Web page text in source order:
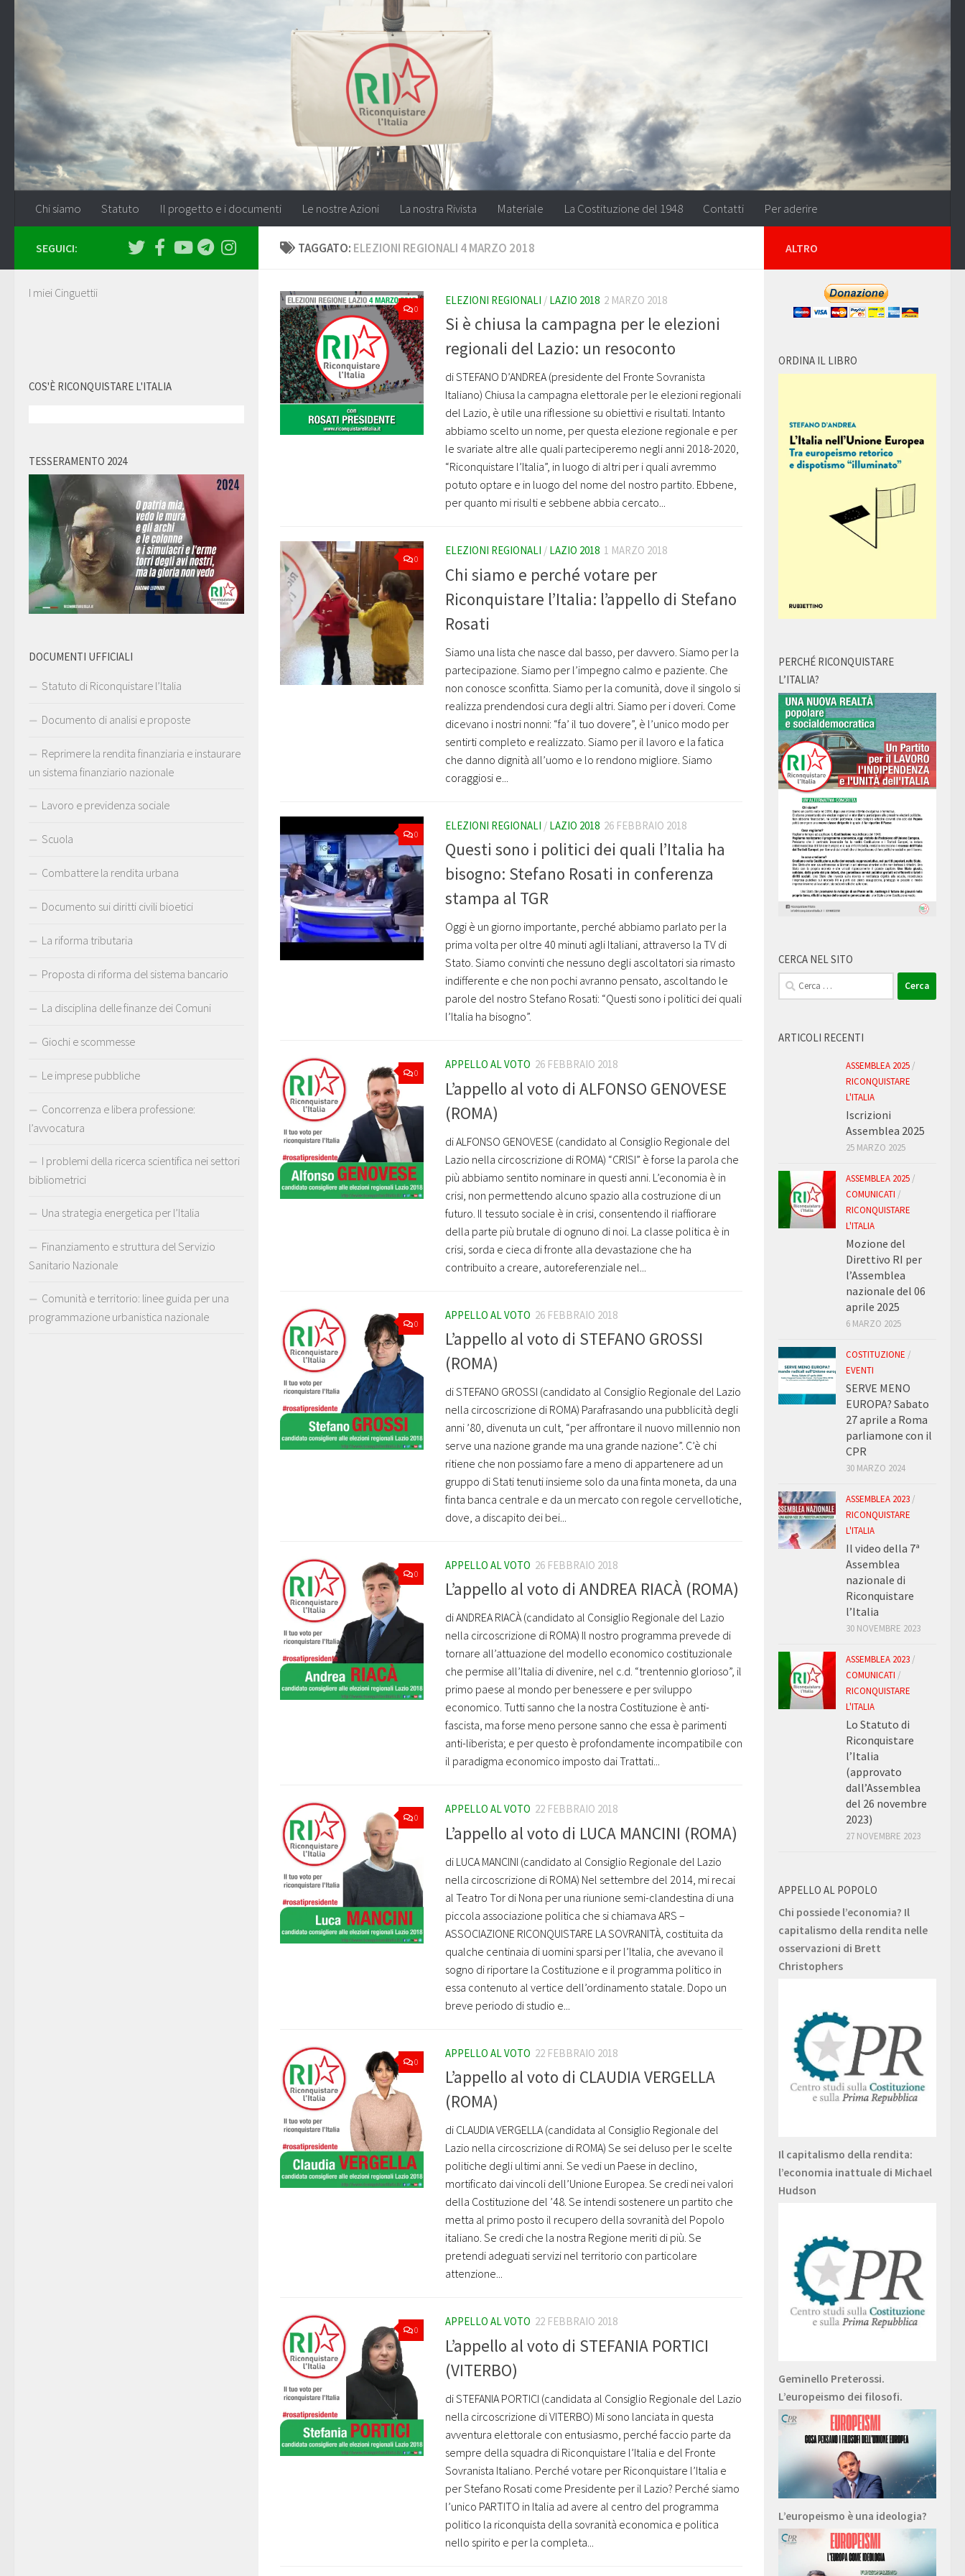
Salta al contenuto
Chi siamo Statuto Il progetto e i documenti Le nostre Azioni La nostra Rivista Materiale La Costituzione del 1948 Contatti Per aderire
TAGGATO: ELEZIONI REGIONALI 4 MARZO 2018
0
ELEZIONI REGIONALI / LAZIO 2018 2 MARZO 2018
Si è chiusa la campagna per le elezioni
regionali del Lazio: un resoconto
di STEFANO D’ANDREA (presidente del Fronte Sovranista
Italiano) Chiusa la campagna elettorale per le elezioni regionali
del Lazio, è utile una riflessione su obiettivi e risultati. Intanto
abbiamo scelto un nome, per questa elezione regionale e per
le svariate altre alle quali parteciperemo negli anni 2018-2020,
“Riconquistare l’Italia”, in luogo di altri per i quali avremmo
potuto optare e in luogo del nome del nostro partito. Ebbene,
per quanto mi risulti e sebbene abbia cercato...
0
ELEZIONI REGIONALI / LAZIO 2018 1 MARZO 2018
Chi siamo e perché votare per
Riconquistare l’Italia: l’appello di Stefano
Rosati
Siamo una lista che nasce dal basso, per davvero. Siamo per la
partecipazione. Siamo per l’impegno calmo e paziente. Che
non conosce sconfitta. Siamo per la comunità, dove il singolo si
realizza prendendosi cura degli altri. Siamo per i doveri. Come
dicevano i nostri nonni: “fa’ il tuo dovere”, è l’unico modo per
sentirti completo e realizzato. Siamo per il lavoro e la fatica
che danno dignità all’uomo e lo rendono migliore. Siamo
coraggiosi e...
0
ELEZIONI REGIONALI / LAZIO 2018 26 FEBBRAIO 2018
Questi sono i politici dei quali l’Italia ha
bisogno: Stefano Rosati in conferenza
stampa al TGR
Oggi è un giorno importante, perché abbiamo parlato per la
prima volta per oltre 40 minuti agli Italiani, attraverso la TV di
Stato. Siamo convinti che nessuno degli ascoltatori sia rimasto
indifferente e che non pochi avranno pensato, ascoltando le
parole del nostro Stefano Rosati: “Questi sono i politici dei quali
l’Italia ha bisogno”.
0
APPELLO AL VOTO 26 FEBBRAIO 2018
L’appello al voto di ALFONSO GENOVESE
(ROMA)
di ALFONSO GENOVESE (candidato al Consiglio Regionale del
Lazio nella circoscrizione di ROMA) “CRISI” è forse la parola che
più abbiamo sentito nominare in questi anni. L’economia è in
crisi, non permettendo alcuno spazio alla costruzione di un
futuro. Il tessuto sociale è in crisi, consentendo il riaffiorare
della parte più brutale di ognuno di noi. La classe politica è in
crisi, sorda e cieca di fronte alla devastazione che ha
contribuito a creare, autoreferenziale nel...
0
APPELLO AL VOTO 26 FEBBRAIO 2018
L’appello al voto di STEFANO GROSSI
(ROMA)
di STEFANO GROSSI (candidato al Consiglio Regionale del Lazio
nella circoscrizione di ROMA) Parafrasando una pubblicità degli
anni ’80, divenuta un cult, “per affrontare il nuovo millennio non
serve una nazione grande ma una grande nazione”. C’è chi
ritiene che non possiamo fare a meno di appartenere ad un
gruppo di Stati tenuti insieme solo da una finta moneta, da una
finta banca centrale e da un mercato con regole cervellotiche,
dove, a discapito dei bei...
0
APPELLO AL VOTO 26 FEBBRAIO 2018
L’appello al voto di ANDREA RIACÀ (ROMA)
di ANDREA RIACÀ (candidato al Consiglio Regionale del Lazio
nella circoscrizione di ROMA) Il nostro programma prevede di
tornare all’attuazione del modello economico costituzionale
che permise all’Italia di divenire, nel c.d. “trentennio glorioso”, il
primo paese al mondo per benessere e per sviluppo
economico. Tutti sanno che la nostra Costituzione è anti-
fascista, ma forse meno persone sanno che essa è parimenti
anti-liberista; e per questo è profondamente incompatibile con
il paradigma economico imposto dai Trattati...
0
APPELLO AL VOTO 22 FEBBRAIO 2018
L’appello al voto di LUCA MANCINI (ROMA)
di LUCA MANCINI (candidato al Consiglio Regionale del Lazio
nella circoscrizione di ROMA) Nel settembre del 2014, mi recai
al Teatro Tor di Nona per una riunione semi-clandestina di una
piccola associazione politica che si chiamava ARS –
ASSOCIAZIONE RICONQUISTARE LA SOVRANITÀ, costituita da
qualche centinaia di uomini sparsi per l’Italia, che avevano il
sogno di riportare la Costituzione e il programma politico in
essa contenuto al vertice dell’ordinamento statale. Dopo un
breve periodo di studio e...
0
APPELLO AL VOTO 22 FEBBRAIO 2018
L’appello al voto di CLAUDIA VERGELLA
(ROMA)
di CLAUDIA VERGELLA (candidata al Consiglio Regionale del
Lazio nella circoscrizione di ROMA) Se sei deluso per le scelte
politiche degli ultimi anni. Se vedi un Paese in declino,
mortificato dai vincoli dell’Unione Europea. Se credi nei valori
della Costituzione del ’48. Se intendi sostenere un partito che
metta al primo posto il recupero della sovranità del Popolo
italiano. Se credi che la nostra Regione meriti di più. Se
pretendi adeguati servizi nel territorio con particolare
attenzione...
0
APPELLO AL VOTO 22 FEBBRAIO 2018
L’appello al voto di STEFANIA PORTICI
(VITERBO)
di STEFANIA PORTICI (candidata al Consiglio Regionale del Lazio
nella circoscrizione di VITERBO) Mi sono lanciata in questa
avventura elettorale con entusiasmo, perché faccio parte da
sempre della squadra di Riconquistare l’Italia e del Fronte
Sovranista Italiano. Perché votare per Riconquistare l’Italia e
per Stefano Rosati come Presidente per il Lazio? Perché siamo
l’unico PARTITO in Italia ad avere al centro del programma
politico la riconquista della sovranità economica e politica
nello spirito e per la completa...
SEGUICI:
I miei Cinguettii
COS'È RICONQUISTARE L'ITALIA
TESSERAMENTO 2024
DOCUMENTI UFFICIALI
Statuto di Riconquistare l’Italia
Documento di analisi e proposte
Reprimere la rendita finanziaria e instaurare
un sistema finanziario nazionale
Lavoro e previdenza sociale
Scuola
Combattere la rendita urbana
Documento sui diritti civili bioetici
La riforma tributaria
Proposta di riforma del sistema bancario
La disciplina delle finanze dei Comuni
Giochi e scommesse
Le imprese pubbliche
Concorrenza e libera professione:
l’avvocatura
I problemi della ricerca scientifica nei settori
bibliometrici
Una strategia energetica per l’Italia
Finanziamento e struttura del Servizio
Sanitario Nazionale
Comunità e territorio: linee guida per una
programmazione urbanistica nazionale
ALTRO
ORDINA IL LIBRO
PERCHÉ RICONQUISTARE
L’ITALIA?
CERCA NEL SITO
Ricerca
per:
ARTICOLI RECENTI
ASSEMBLEA 2025 /
RICONQUISTARE
L'ITALIA
Iscrizioni
Assemblea 2025
25 MARZO 2025
ASSEMBLEA 2025 /
COMUNICATI /
RICONQUISTARE
L'ITALIA
Mozione del
Direttivo RI per
l’Assemblea
nazionale del 06
aprile 2025
6 MARZO 2025
COSTITUZIONE /
EVENTI
SERVE MENO
EUROPA? Sabato
27 aprile a Roma
parliamone con il
CPR
30 MARZO 2024
ASSEMBLEA 2023 /
RICONQUISTARE
L'ITALIA
Il video della 7ª
Assemblea
nazionale di
Riconquistare
l’Italia
30 NOVEMBRE 2023
ASSEMBLEA 2023 /
COMUNICATI /
RICONQUISTARE
L'ITALIA
Lo Statuto di
Riconquistare
l’Italia
(approvato
dall’Assemblea
del 26 novembre
2023)
27 NOVEMBRE 2023
APPELLO AL POPOLO
Chi possiede l’economia? Il
capitalismo della rendita nelle
osservazioni di Brett
Christophers
Il capitalismo della rendita:
l’economia inattuale di Michael
Hudson
Geminello Preterossi.
L’europeismo dei filosofi.
L’europeismo è una ideologia?